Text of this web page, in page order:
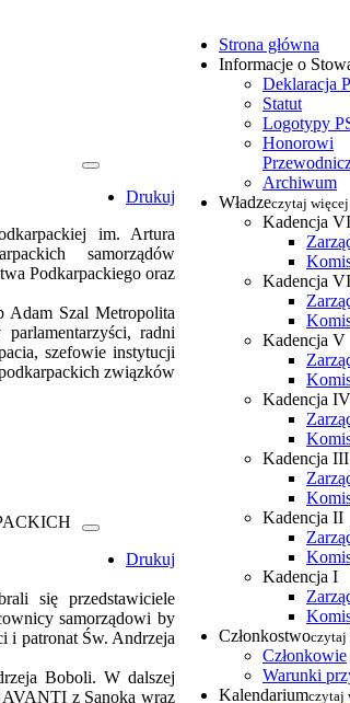
Strona główna
Informacje o
Deklaracja
Statut
Logotypy
Honorowi
Archiwum
Władzeczytaj więcej
Kadencja
Kadencja VI
Kadencja V
Kadencja IV
Kadencja III
Kadencja II
Kadencja I
Członkostwoczytaj
Członkowie
Warunki
Kalendariumczytaj
Drukuj
im. Artura
samorządów
Podkarpackiego oraz
Adam Szal Metropolita
radni
szefowie instytucji
związków
Drukuj
się przedstawiciele
samorządowi by
i patronat Św. Andrzeja
Boboli. W dalszej
AVANTI z Sanoka wraz